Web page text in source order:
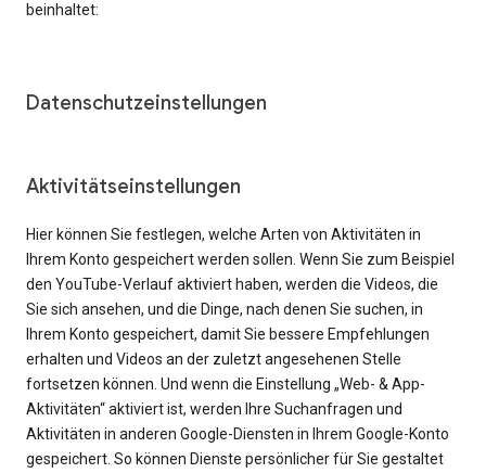
beinhaltet:
Datenschutzeinstellungen
Aktivitätseinstellungen
Hier können Sie festlegen, welche Arten von Aktivitäten in
Ihrem Konto gespeichert werden sollen. Wenn Sie zum Beispiel
den YouTube-Verlauf aktiviert haben, werden die Videos, die
Sie sich ansehen, und die Dinge, nach denen Sie suchen, in
Ihrem Konto gespeichert, damit Sie bessere Empfehlungen
erhalten und Videos an der zuletzt angesehenen Stelle
fortsetzen können. Und wenn die Einstellung „Web- & App-
Aktivitäten“ aktiviert ist, werden Ihre Suchanfragen und
Aktivitäten in anderen Google-Diensten in Ihrem Google-Konto
gespeichert. So können Dienste persönlicher für Sie gestaltet